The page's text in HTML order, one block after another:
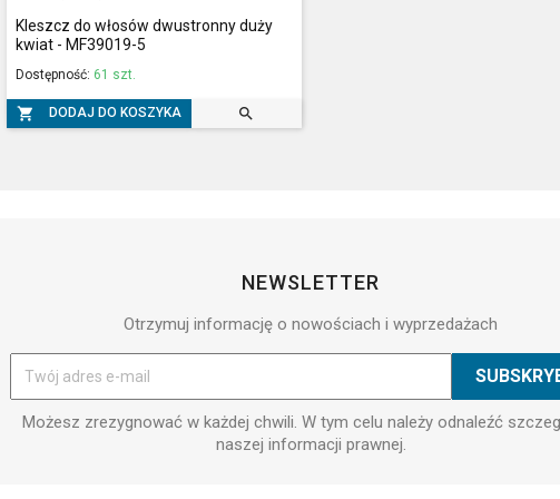
Kleszcz do włosów dwustronny duży
kwiat - MF39019-5
Dostępność: 61 szt.
 DODAJ DO KOSZYKA 
NEWSLETTER
Otrzymuj informację o nowościach i wyprzedażach
Możesz zrezygnować w każdej chwili. W tym celu należy odnaleźć
naszej informacji prawnej.